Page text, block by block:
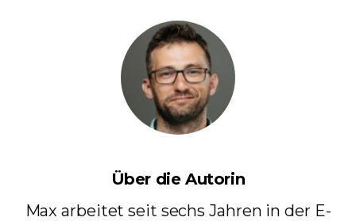
Über die Autorin
Max arbeitet seit sechs Jahren in der E-